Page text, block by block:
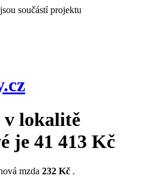
součástí projektu
.cz
lokalitě
je 41 413 Kč
mzda 232 Kč .